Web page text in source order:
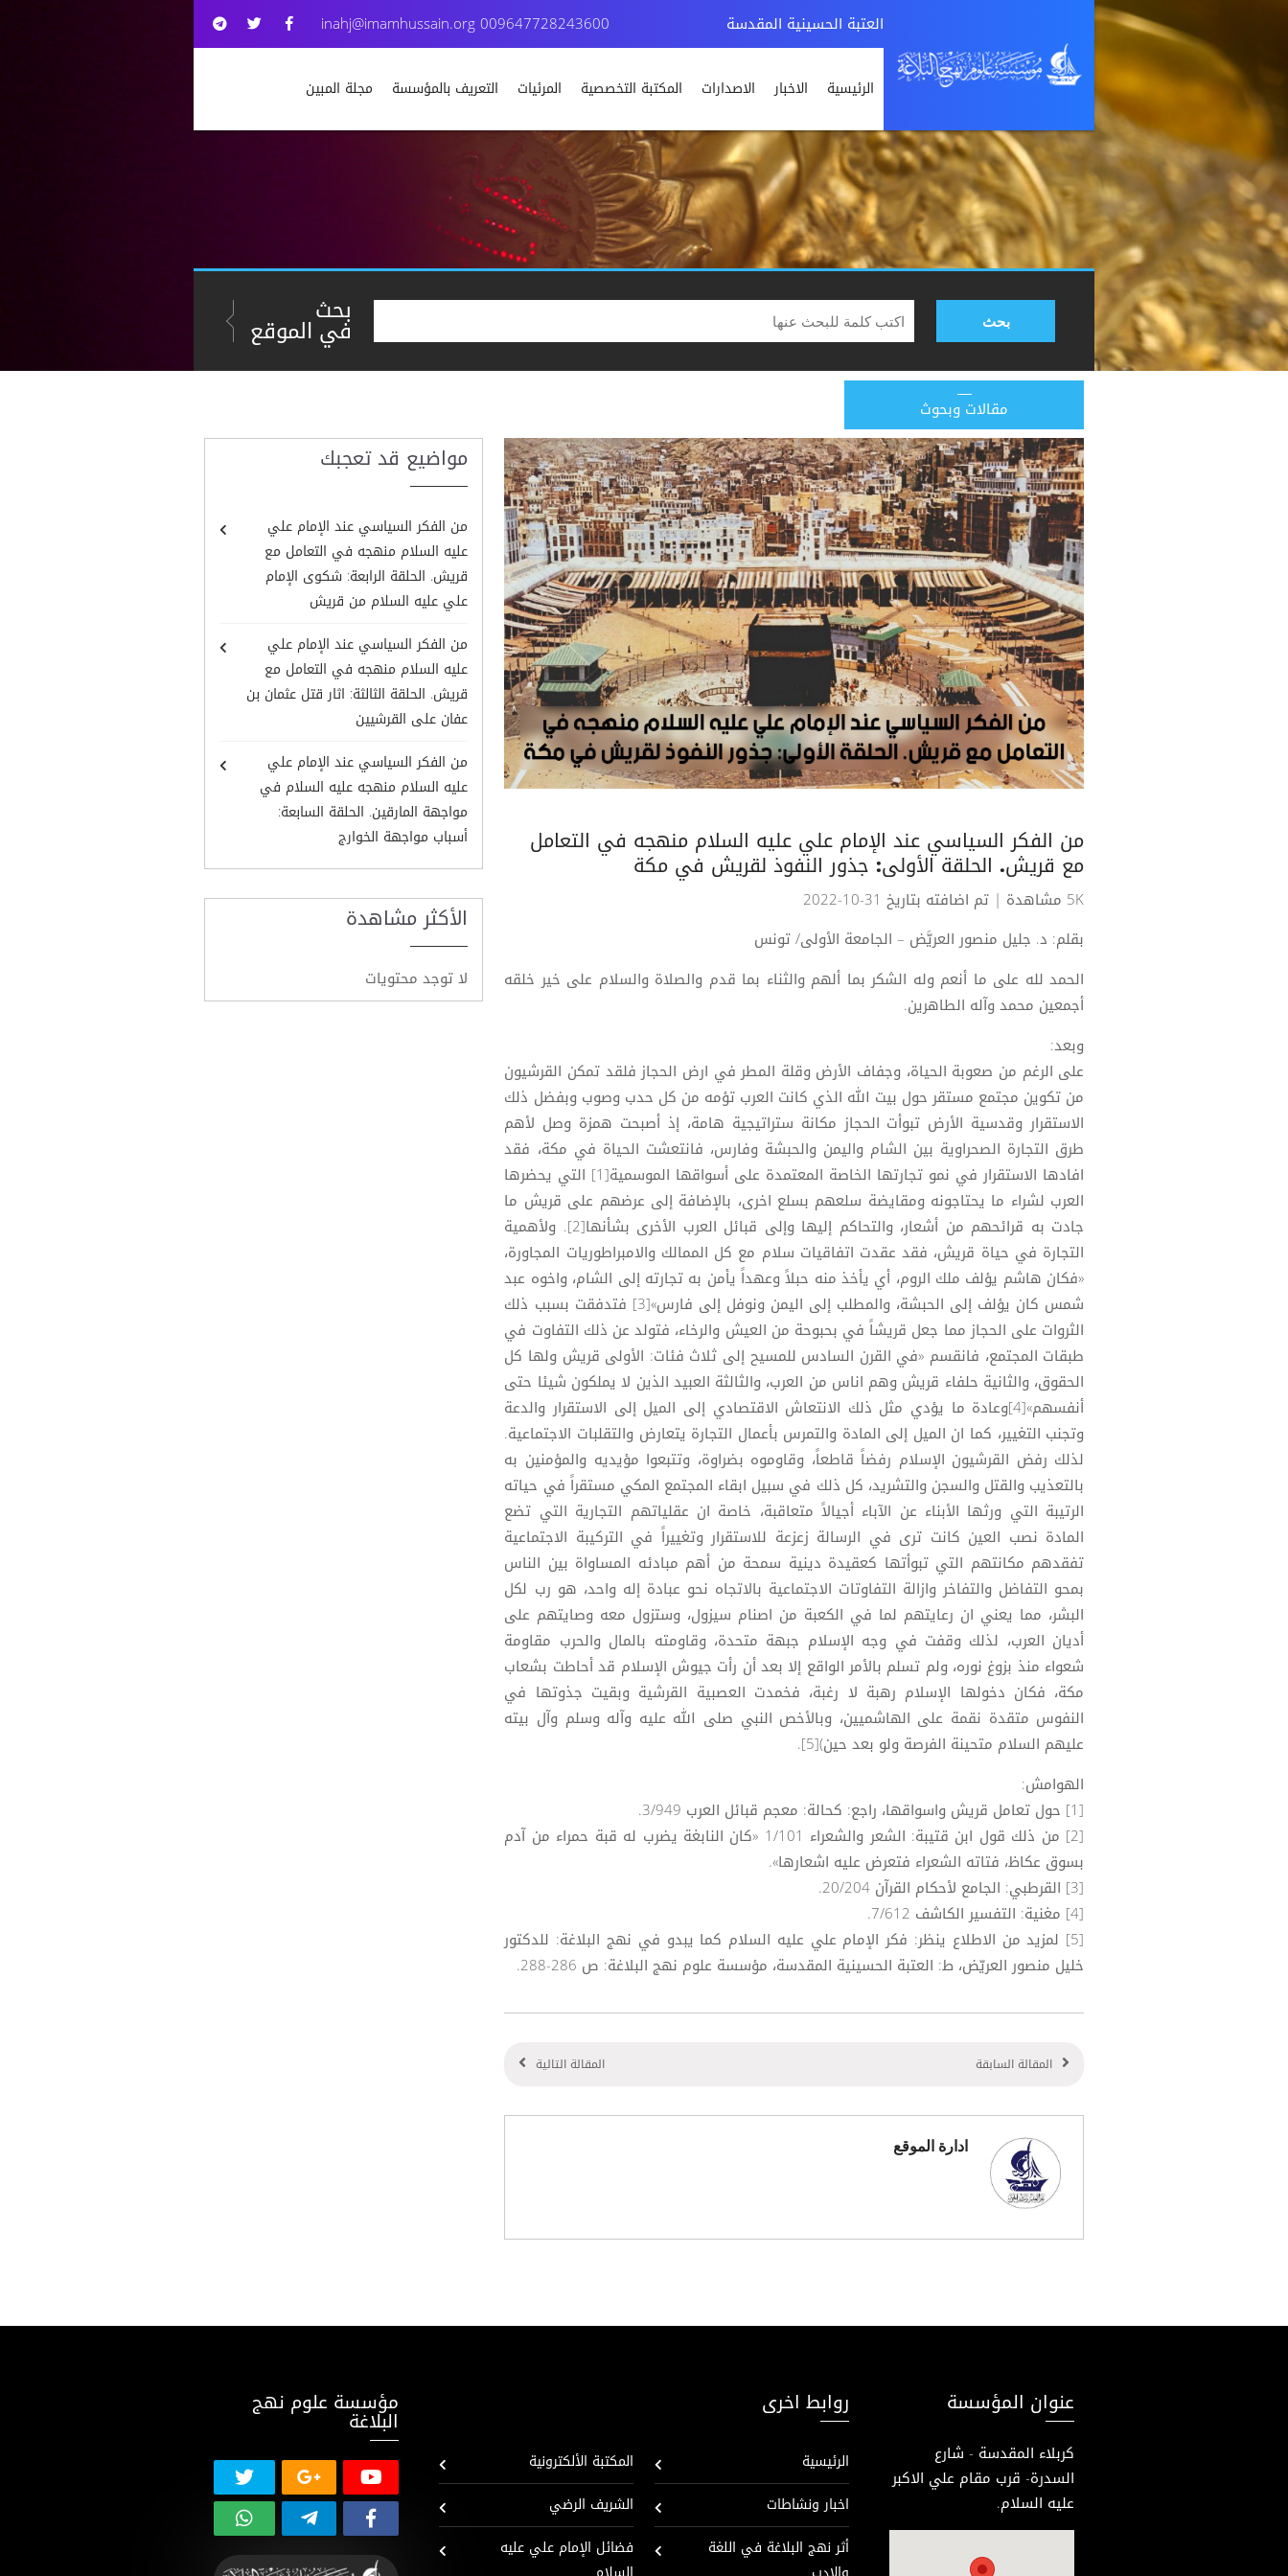
العتبة الحسينية المقدسة 009647728243600
inahj@imamhussain.org
الرئيسية الاخبار الاصدارات المكتبة التخصصية المرئيات التعريف بالمؤسسة مجلة المبين
بحث بحث
في الموقع
مقالات وبحوث
من الفكر السياسي عند الإمام علي عليه السلام منهجه في التعامل
مع قريش. الحلقة الأولى: جذور النفوذ لقريش في مكة
5K مشاهدة
| تم اضافته بتاريخ 31-10-2022
بقلم: د. جليل منصور العريَّض – الجامعة الأولى/ تونس
الحمد لله على ما أنعم وله الشكر بما ألهم والثناء بما قدم والصلاة والسلام على خير خلقه
أجمعين محمد وآله الطاهرين.
وبعد:
على الرغم من صعوبة الحياة، وجفاف الأرض وقلة المطر في ارض الحجاز فلقد تمكن القرشيون
من تكوين مجتمع مستقر حول بيت الله الذي كانت العرب تؤمه من كل حدب وصوب وبفضل ذلك
الاستقرار وقدسية الأرض تبوأت الحجاز مكانة ستراتيجية هامة، إذ أصبحت همزة وصل لأهم
طرق التجارة الصحراوية بين الشام واليمن والحبشة وفارس، فانتعشت الحياة في مكة، فقد
افادها الاستقرار في نمو تجارتها الخاصة المعتمدة على أسواقها الموسمية[1] التي يحضرها
العرب لشراء ما يحتاجونه ومقايضة سلعهم بسلع اخرى، بالإضافة إلى عرضهم على قريش ما
جادت به قرائحهم من أشعار، والتحاكم إليها وإلى قبائل العرب الأخرى بشأنها[2]. ولأهمية
التجارة في حياة قريش، فقد عقدت اتفاقيات سلام مع كل الممالك والامبراطوريات المجاورة،
«فكان هاشم يؤلف ملك الروم، أي يأخذ منه حبلاً وعهداً يأمن به تجارته إلى الشام، واخوه عبد
شمس كان يؤلف إلى الحبشة، والمطلب إلى اليمن ونوفل إلى فارس»[3] فتدفقت بسبب ذلك
الثروات على الحجاز مما جعل قريشاً في بحبوحة من العيش والرخاء، فتولد عن ذلك التفاوت في
طبقات المجتمع، فانقسم «في القرن السادس للمسيح إلى ثلاث فئات: الأولى قريش ولها كل
الحقوق، والثانية حلفاء قريش وهم اناس من العرب، والثالثة العبيد الذين لا يملكون شيئا حتى
أنفسهم»[4]وعادة ما يؤدي مثل ذلك الانتعاش الاقتصادي إلى الميل إلى الاستقرار والدعة
وتجنب التغيير، كما ان الميل إلى المادة والتمرس بأعمال التجارة يتعارض والتقلبات الاجتماعية.
لذلك رفض القرشيون الإسلام رفضاً قاطعاً، وقاوموه بضراوة، وتتبعوا مؤيديه والمؤمنين به
بالتعذيب والقتل والسجن والتشريد، كل ذلك في سبيل ابقاء المجتمع المكي مستقراً في حياته
الرتيبة التي ورثها الأبناء عن الآباء أجيالاً متعاقبة، خاصة ان عقلياتهم التجارية التي تضع
المادة نصب العين كانت ترى في الرسالة زعزعة للاستقرار وتغييراً في التركيبة الاجتماعية
تفقدهم مكانتهم التي تبوأتها كعقيدة دينية سمحة من أهم مبادئه المساواة بين الناس
بمحو التفاضل والتفاخر وازالة التفاوتات الاجتماعية بالاتجاه نحو عبادة إله واحد، هو رب لكل
البشر، مما يعني ان رعايتهم لما في الكعبة من اصنام سيزول، وستزول معه وصايتهم على
أديان العرب، لذلك وقفت في وجه الإسلام جبهة متحدة، وقاومته بالمال والحرب مقاومة
شعواء منذ بزوغ نوره، ولم تسلم بالأمر الواقع إلا بعد أن رأت جيوش الإسلام قد أحاطت بشعاب
مكة، فكان دخولها الإسلام رهبة لا رغبة، فخمدت العصبية القرشية وبقيت جذوتها في
النفوس متقدة نقمة على الهاشميين، وبالأخص النبي صلى الله عليه وآله وسلم وآل بيته
عليهم السلام متحينة الفرصة ولو بعد حين)[5].
الهوامش:
[1] حول تعامل قريش واسواقها، راجع: كحالة: معجم قبائل العرب 3/949.
[2] من ذلك قول ابن قتيبة: الشعر والشعراء 1/101 «كان النابغة يضرب له قبة حمراء من آدم
بسوق عكاظ، فتاته الشعراء فتعرض عليه اشعارها».
[3] القرطبي: الجامع لأحكام القرآن 20/204.
[4] مغنية: التفسير الكاشف 7/612.
[5] لمزيد من الاطلاع ينظر: فكر الإمام علي عليه السلام كما يبدو في نهج البلاغة: للدكتور
خليل منصور العريّض، ط: العتبة الحسينية المقدسة، مؤسسة علوم نهج البلاغة: ص 286-288.
المقالة السابقة المقالة التالية
ادارة الموقع
مواضيع قد تعجبك
من الفكر السياسي عند الإمام علي
عليه السلام منهجه في التعامل مع
قريش. الحلقة الرابعة: شكوى الإمام
علي عليه السلام من قريش
من الفكر السياسي عند الإمام علي
عليه السلام منهجه في التعامل مع
قريش. الحلقة الثالثة: اثار قتل عثمان بن
عفان على القرشيين
من الفكر السياسي عند الإمام علي
عليه السلام منهجه عليه السلام في
مواجهة المارقين. الحلقة السابعة:
أسباب مواجهة الخوارج
الأكثر مشاهدة
لا توجد محتويات
عنوان المؤسسة
كربلاء المقدسة - شارع
السدرة- قرب مقام علي الاكبر
عليه السلام.
روابط اخرى
الرئيسية
اخبار ونشاطات
أثر نهج البلاغة في اللغة
المكتبة الألكترونية
الشريف الرضي
فضائل الإمام علي عليه
مؤسسة علوم نهج
البلاغة